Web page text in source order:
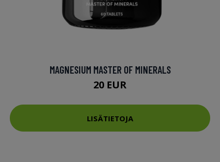
MAGNESIUM MASTER OF MINERALS
20 EUR
LISÄTIETOJA